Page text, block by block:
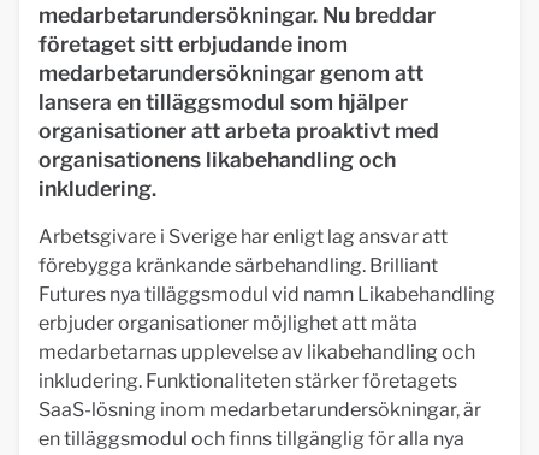
medarbetarundersökningar. Nu breddar
företaget sitt erbjudande inom
medarbetarundersökningar genom att
lansera en tilläggsmodul som hjälper
organisationer att arbeta proaktivt med
organisationens likabehandling och
inkludering.
Arbetsgivare i Sverige har enligt lag ansvar att
förebygga kränkande särbehandling. Brilliant
Futures nya tilläggsmodul vid namn Likabehandling
erbjuder organisationer möjlighet att mäta
medarbetarnas upplevelse av likabehandling och
inkludering. Funktionaliteten stärker företagets
SaaS-lösning inom medarbetarundersökningar, är
en tilläggsmodul och finns tillgänglig för alla nya